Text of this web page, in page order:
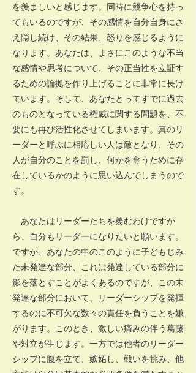
を羨ましいと感じます。同時に競争心を持っ
てもいるのですが、その感情を自分自身にさ
え隠し続け、その結果、怒りを感じるように
なります。あなたは、まさにこのような不当
な感情や思考について、その正当性を立証す
るための論拠を作り上げることに非常に長け
ています。そして、あなたとってすでに過去
のものとなっている権威に関する問題を、不
要にも再び活性化させてしまいます。真のリ
ーダーと呼ぶに相応しい人は敵となり、その
人が自分のことを罰し、何かを奪うために存
在しているかのように思い込んでしまうので
す。
あなたはリーダーたちを羨むわけですか
ら、自分もリーダーになりたいと願います。
ですが、あなたの中のこのように子どもじみ
た未発達な部分、これは発達している部分に
影を落とすことがよくあるのですが、この未
発達な部分において、リーダーシップを発揮
するのに不可欠な数々の責任を負うことを嫌
がります。このとき、激しい痛みの伴う葛藤
や対立が生じます。一方では他者のリーダー
シップに腹を立て、嫉妬し、戦いを挑み、他